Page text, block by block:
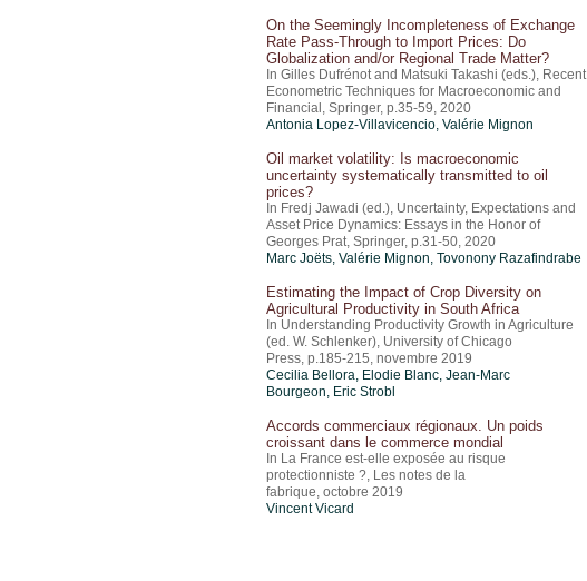
On the Seemingly Incompleteness of Exchange
Rate Pass-Through to Import Prices: Do
Globalization and/or Regional Trade Matter?
In Gilles Dufrénot and Matsuki Takashi (eds.), Recent
Econometric Techniques for Macroeconomic and
Financial, Springer, p.35-59, 2020
Antonia Lopez-Villavicencio, Valérie Mignon
Oil market volatility: Is macroeconomic
uncertainty systematically transmitted to oil
prices?
In Fredj Jawadi (ed.), Uncertainty, Expectations and
Asset Price Dynamics: Essays in the Honor of
Georges Prat, Springer, p.31-50, 2020
Marc Joëts, Valérie Mignon, Tovonony Razafindrabe
Estimating the Impact of Crop Diversity on
Agricultural Productivity in South Africa
In Understanding Productivity Growth in Agriculture
(ed. W. Schlenker), University of Chicago
Press, p.185-215, novembre 2019
Cecilia Bellora, Elodie Blanc, Jean-Marc
Bourgeon, Eric Strobl
Accords commerciaux régionaux. Un poids
croissant dans le commerce mondial
In La France est-elle exposée au risque
protectionniste ?, Les notes de la
fabrique, octobre 2019
Vincent Vicard